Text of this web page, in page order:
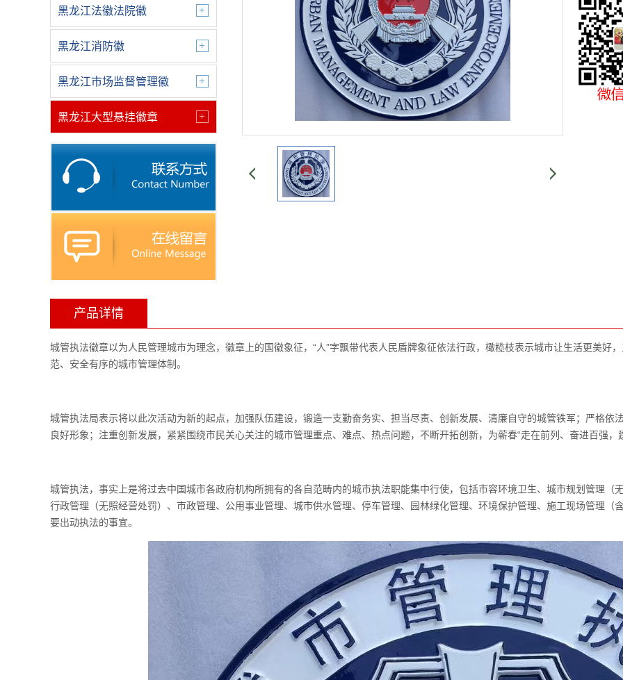
黑龙江法徽法院徽
黑龙江消防徽
黑龙江市场监督管理徽
黑龙江大型悬挂徽章
产品详情
城管执法徽章以为人民管理城市为理念，徽章上的国徽象征，“人”字飘带代表人民盾牌象征依法行政，橄榄枝表示城市让生活更美好
范、安全有序的城市管理体制。
城管执法局表示将以此次活动为新的起点，加强队伍建设，锻造一支勤奋务实、担当尽责、创新发展、清廉自守的城管铁军；严格依
良好形象；注重创新发展，紧紧围绕市民关心关注的城市管理重点、难点、热点问题，不断开拓创新，为蕲春“走在前列、奋进百强，
城管执法，事实上是将过去中国城市各政府机构所拥有的各自范畴内的城市执法职能集中行使，包括市容环境卫生、城市规划管理（
行政管理（无照经营处罚）、市政管理、公用事业管理、城市供水管理、停车管理、园林绿化管理、环境保护管理、施工现场管理（
要出动执法的事宜。